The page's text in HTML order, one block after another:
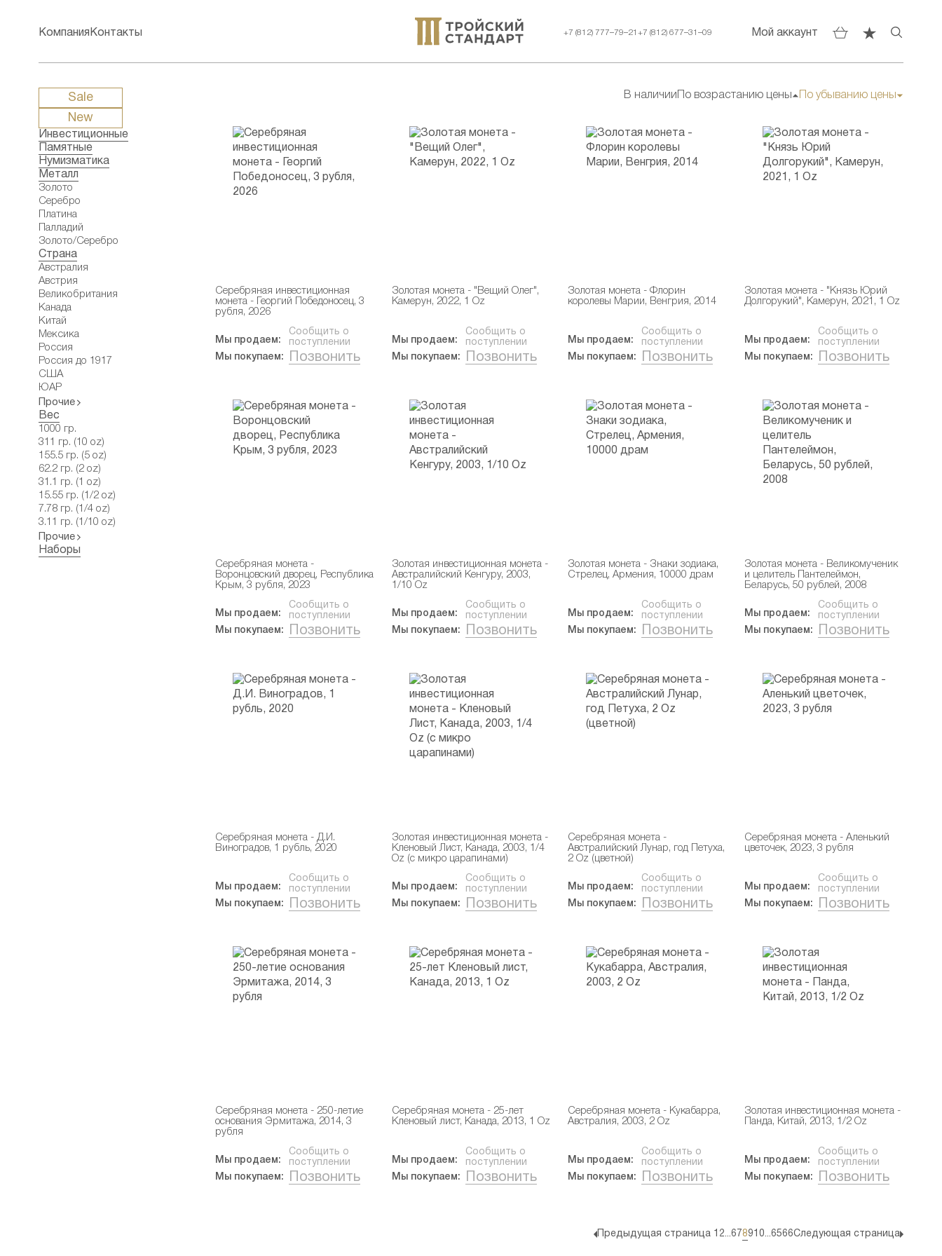
Компания Контакты +7 (812) 777–79–21+7 (812) 677–31–09 Мой аккаунт
Sale
New
Инвестиционные
Памятные
Нумизматика
Металл
Золото
Серебро
Платина
Палладий
Золото/Серебро
Страна
Австралия
Австрия
Великобритания
Канада
Китай
Мексика
Россия
Россия до 1917
США
ЮАР
Прочие
Вес
1000 гр.
311 гр. (10 oz)
155.5 гр. (5 oz)
62.2 гр. (2 oz)
31.1 гр. (1 oz)
15.55 гр. (1/2 oz)
7.78 гр. (1/4 oz)
3.11 гр. (1/10 oz)
Прочие
Наборы
В наличии По возрастанию цены По убыванию цены
Серебряная инвестиционная
монета - Георгий Победоносец, 3
рубля, 2026
Мы продаем:
Сообщить о
поступлении
Мы покупаем:
Позвонить
Золотая монета - "Вещий Олег",
Камерун, 2022, 1 Oz
Мы продаем:
Сообщить о
поступлении
Мы покупаем:
Позвонить
Золотая монета - Флорин
королевы Марии, Венгрия, 2014
Мы продаем:
Сообщить о
поступлении
Мы покупаем:
Позвонить
Золотая монета - "Князь Юрий
Долгорукий", Камерун, 2021, 1 Oz
Мы продаем:
Сообщить о
поступлении
Мы покупаем:
Позвонить
Серебряная монета -
Воронцовский дворец, Республика
Крым, 3 рубля, 2023
Мы продаем:
Сообщить о
поступлении
Мы покупаем:
Позвонить
Золотая инвестиционная монета -
Австралийский Кенгуру, 2003,
1/10 Oz
Мы продаем:
Сообщить о
поступлении
Мы покупаем:
Позвонить
Золотая монета - Знаки зодиака,
Стрелец, Армения, 10000 драм
Мы продаем:
Сообщить о
поступлении
Мы покупаем:
Позвонить
Золотая монета - Великомученик
и целитель Пантелеймон,
Беларусь, 50 рублей, 2008
Мы продаем:
Сообщить о
поступлении
Мы покупаем:
Позвонить
Серебряная монета - Д.И.
Виноградов, 1 рубль, 2020
Мы продаем:
Сообщить о
поступлении
Мы покупаем:
Позвонить
Золотая инвестиционная монета -
Кленовый Лист, Канада, 2003, 1/4
Oz (с микро царапинами)
Мы продаем:
Сообщить о
поступлении
Мы покупаем:
Позвонить
Серебряная монета -
Австралийский Лунар, год Петуха,
2 Oz (цветной)
Мы продаем:
Сообщить о
поступлении
Мы покупаем:
Позвонить
Серебряная монета - Аленький
цветочек, 2023, 3 рубля
Мы продаем:
Сообщить о
поступлении
Мы покупаем:
Позвонить
Серебряная монета - 250-летие
основания Эрмитажа, 2014, 3
рубля
Мы продаем:
Сообщить о
поступлении
Мы покупаем:
Позвонить
Серебряная монета - 25-лет
Кленовый лист, Канада, 2013, 1 Oz
Мы продаем:
Сообщить о
поступлении
Мы покупаем:
Позвонить
Серебряная монета - Кукабарра,
Австралия, 2003, 2 Oz
Мы продаем:
Сообщить о
поступлении
Мы покупаем:
Позвонить
Золотая инвестиционная монета -
Панда, Китай, 2013, 1/2 Oz
Мы продаем:
Сообщить о
поступлении
Мы покупаем:
Позвонить
Предыдущая страница 1 2...6 78910...6566Следующая страница